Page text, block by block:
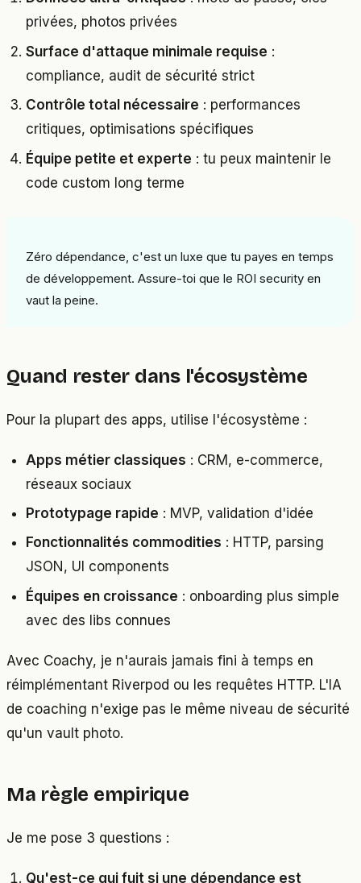
privées, photos privées
Surface d'attaque minimale requise :
compliance, audit de sécurité strict
Contrôle total nécessaire : performances
critiques, optimisations spécifiques
Équipe petite et experte : tu peux maintenir le
code custom long terme
Zéro dépendance, c'est un luxe que tu payes en temps
de développement. Assure-toi que le ROI security en
vaut la peine.
Quand rester dans l'écosystème
Pour la plupart des apps, utilise l'écosystème :
Apps métier classiques : CRM, e-commerce,
réseaux sociaux
Prototypage rapide : MVP, validation d'idée
Fonctionnalités commodities : HTTP, parsing
JSON, UI components
Équipes en croissance : onboarding plus simple
avec des libs connues
Avec Coachy, je n'aurais jamais fini à temps en
réimplémentant Riverpod ou les requêtes HTTP. L'IA
de coaching n'exige pas le même niveau de sécurité
qu'un vault photo.
Ma règle empirique
Je me pose 3 questions :
Qu'est-ce qui fuit si une dépendance est